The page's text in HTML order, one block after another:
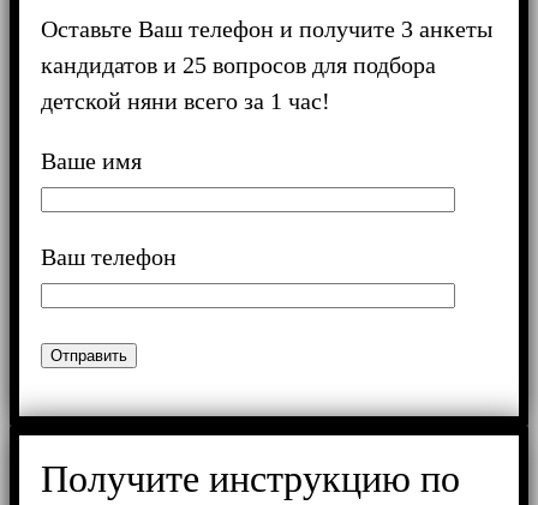
Оставьте Ваш телефон и получите 3 анкеты
кандидатов и 25 вопросов для подбора
детской няни всего за 1 час!
Ваше имя
Ваш телефон
Получите инструкцию по